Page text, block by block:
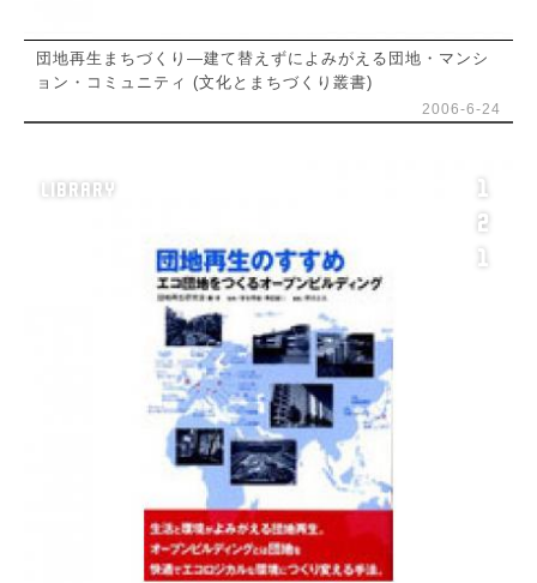
団地再生まちづくり―建て替えずによみがえる団地・マンシ
ョン・コミュニティ (文化とまちづくり叢書)
2006-6-24
LIBRARY
1
2
1